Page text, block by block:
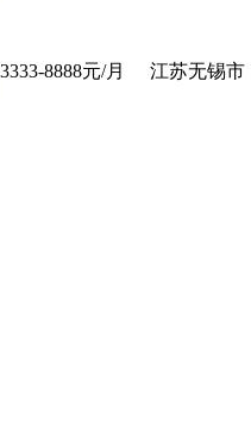
3333-8888元/月 江苏无锡市